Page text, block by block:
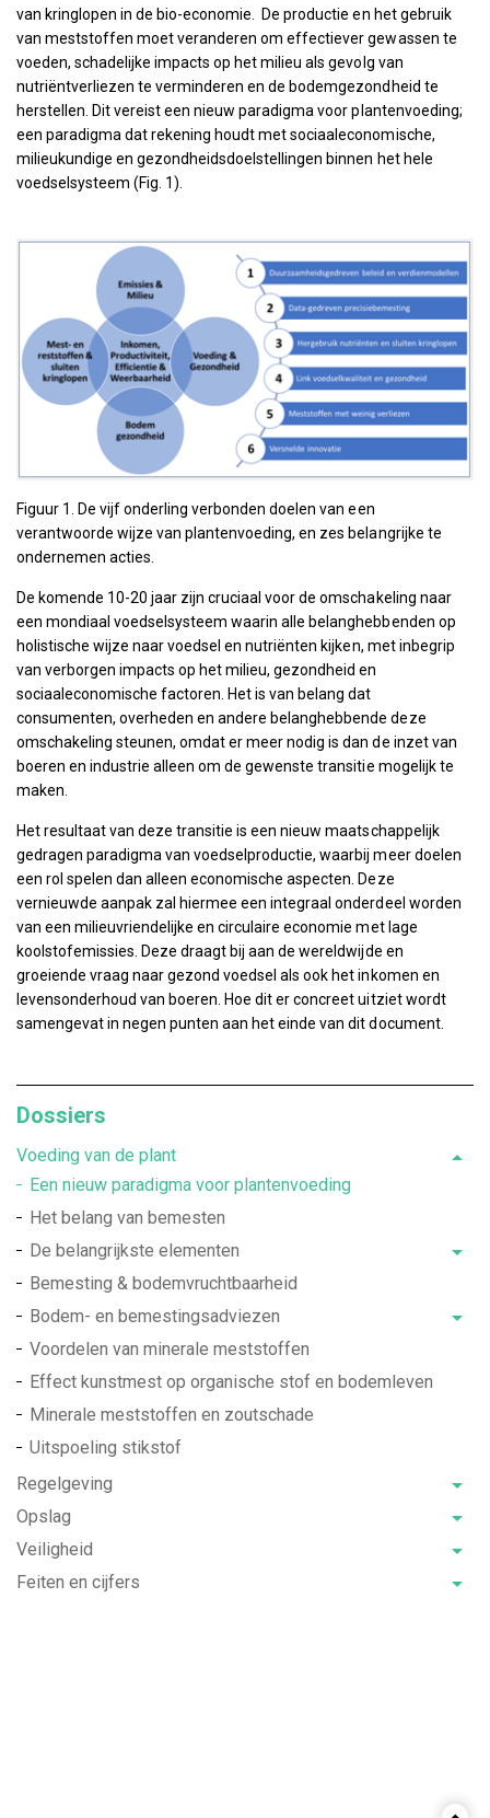
van kringlopen in de bio-economie. De productie en het gebruik
van meststoffen moet veranderen om effectiever gewassen te
voeden, schadelijke impacts op het milieu als gevolg van
nutriëntverliezen te verminderen en de bodemgezondheid te
herstellen. Dit vereist een nieuw paradigma voor plantenvoeding;
een paradigma dat rekening houdt met sociaaleconomische,
milieukundige en gezondheidsdoelstellingen binnen het hele
voedselsysteem (Fig. 1).
Figuur 1. De vijf onderling verbonden doelen van een
verantwoorde wijze van plantenvoeding, en zes belangrijke te
ondernemen acties.
De komende 10-20 jaar zijn cruciaal voor de omschakeling naar
een mondiaal voedselsysteem waarin alle belanghebbenden op
holistische wijze naar voedsel en nutriënten kijken, met inbegrip
van verborgen impacts op het milieu, gezondheid en
sociaaleconomische factoren. Het is van belang dat
consumenten, overheden en andere belanghebbende deze
omschakeling steunen, omdat er meer nodig is dan de inzet van
boeren en industrie alleen om de gewenste transitie mogelijk te
maken.
Het resultaat van deze transitie is een nieuw maatschappelijk
gedragen paradigma van voedselproductie, waarbij meer doelen
een rol spelen dan alleen economische aspecten. Deze
vernieuwde aanpak zal hiermee een integraal onderdeel worden
van een milieuvriendelijke en circulaire economie met lage
koolstofemissies. Deze draagt bij aan de wereldwijde en
groeiende vraag naar gezond voedsel als ook het inkomen en
levensonderhoud van boeren. Hoe dit er concreet uitziet wordt
samengevat in negen punten aan het einde van dit document.
Dossiers
Voeding van de plant
Een nieuw paradigma voor plantenvoeding
Het belang van bemesten
De belangrijkste elementen
Bemesting & bodemvruchtbaarheid
Bodem- en bemestingsadviezen
Voordelen van minerale meststoffen
Effect kunstmest op organische stof en bodemleven
Minerale meststoffen en zoutschade
Uitspoeling stikstof
Regelgeving
Opslag
Veiligheid
Feiten en cijfers